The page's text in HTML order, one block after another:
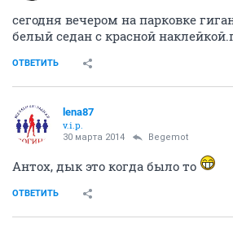
сегодня вечером на парковке
белый седан с красной
ОТВЕТИТЬ
lena87
v.i.p.
30 марта 2014 Begemot
Антох, дык это когда было то
ОТВЕТИТЬ